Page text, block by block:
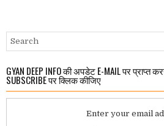
GYAN DEEP INFO की अपडेट E-MAIL पर प्राप्त
SUBSCRIBE पर क्लिक कीजिए
Enter your email